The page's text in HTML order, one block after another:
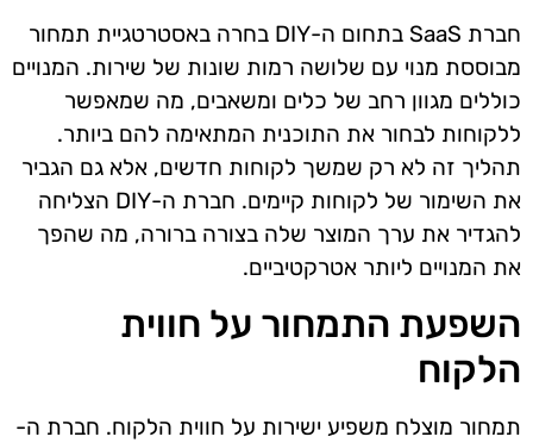
חברת SaaS בתחום ה-DIY בחרה באסטרטגיית תמחור
מבוססת מנוי עם שלושה רמות שונות של שירות. המנויים
כוללים מגוון רחב של כלים ומשאבים, מה שמאפשר
ללקוחות לבחור את התוכנית המתאימה להם ביותר.
תהליך זה לא רק שמשך לקוחות חדשים, אלא גם הגביר
את השימור של לקוחות קיימים. חברת ה-DIY הצליחה
להגדיר את ערך המוצר שלה בצורה ברורה, מה שהפך
את המנויים ליותר אטרקטיביים.
השפעת התמחור על חווית
הלקוח
תמחור מוצלח משפיע ישירות על חווית הלקוח. חברת ה-